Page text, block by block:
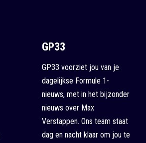
GP33
GP33 voorziet jou van je
dagelijkse Formule 1-
nieuws, met in het bijzonder
nieuws over Max
Verstappen. Ons team staat
dag en nacht klaar om jou te